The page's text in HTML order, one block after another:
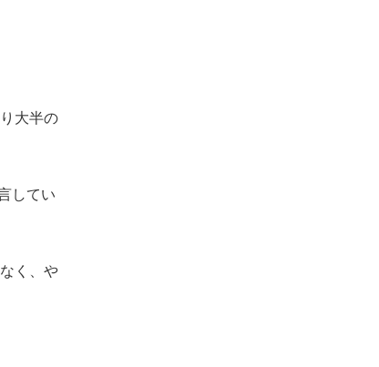
大半の
してい
く、や